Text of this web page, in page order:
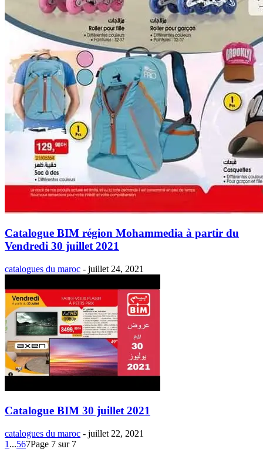
Catalogue BIM région Mohammedia à partir du
Vendredi 30 juillet 2021
catalogues du maroc - juillet 24, 2021
Catalogue BIM 30 juillet 2021
catalogues du maroc - juillet 22, 2021
1 ...567Page 7 sur 7